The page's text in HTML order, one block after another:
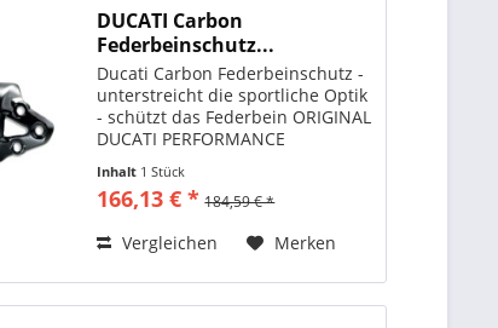
DUCATI Carbon
Federbeinschutz...
Ducati Carbon Federbeinschutz -
unterstreicht die sportliche Optik
- schützt das Federbein ORIGINAL
DUCATI PERFORMANCE
Passend für folgende Modelle:
1199 PANIGALE 1199 PANIGALE S
1299...
Inhalt 1 Stück
166,13 € * 184,59 € *
Vergleichen Merken